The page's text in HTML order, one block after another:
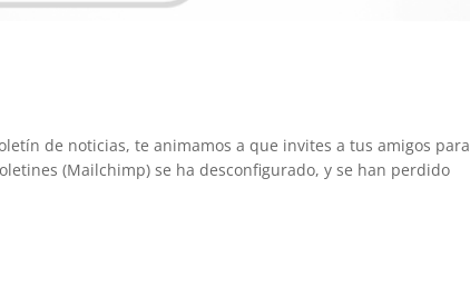
de noticias, te animamos a que invites a tus amigos para
(Mailchimp) se ha desconfigurado, y se han perdido